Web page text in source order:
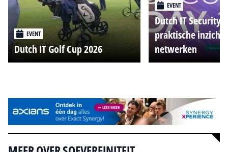
EVENT
Dutch IT Golf Cup 2026
EVENT
Dutch IT Security
praktische
netwerken